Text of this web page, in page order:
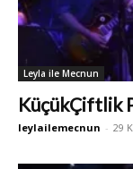
Leyla ile Mecnun
KüçükÇiftlik
leylailemecnun - 29